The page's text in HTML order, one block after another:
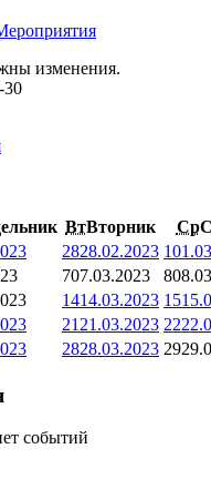
изменения.
30
ВтВторник Ср
2828.02.2023 1
707.03.2023 8
1414.03.2023 15
21 21.03.2023 22
2828.03.2023 29
событий